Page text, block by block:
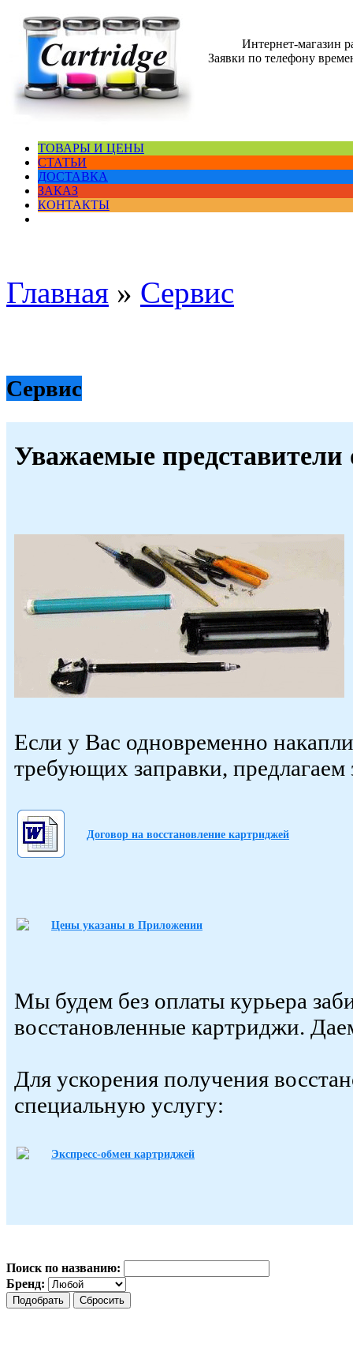
Интернет-магазин
Заявки по телефону
ТОВАРЫ И ЦЕНЫ
СТАТЬИ
ДОСТАВКА
ЗАКАЗ
КОНТАКТЫ
Главная » Сервис
Сервис
Уважаемые представители
Если у Вас одновременно
требующих заправки, предлагаем
Договор на восстановление картриджей
Цены указаны в Приложении
Мы будем без оплаты курьера
восстановленные картриджи.
Для ускорения получения
специальную услугу:
Экспресс-обмен картриджей
Поиск по названию:
Бренд: